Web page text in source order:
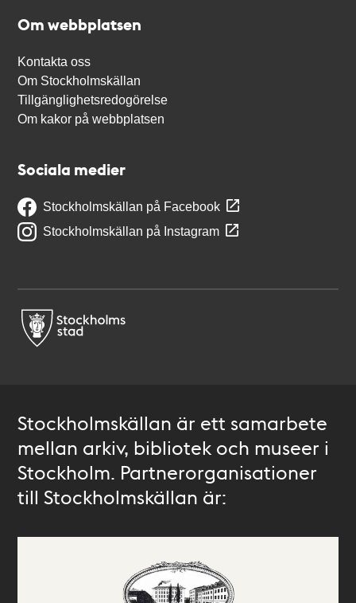
Om webbplatsen
Kontakta oss
Om Stockholmskällan
Tillgänglighetsredogörelse
Om kakor på webbplatsen
Sociala medier
Stockholmskällan på Facebook
Stockholmskällan på Instagram
Stockholmskällan är ett samarbete
mellan arkiv, bibliotek och museer i
Stockholm. Partnerorganisationer
till Stockholmskällan är: